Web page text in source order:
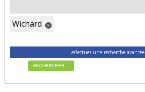
Wichard x
effectuer une recherche avancée
RECHERCHER